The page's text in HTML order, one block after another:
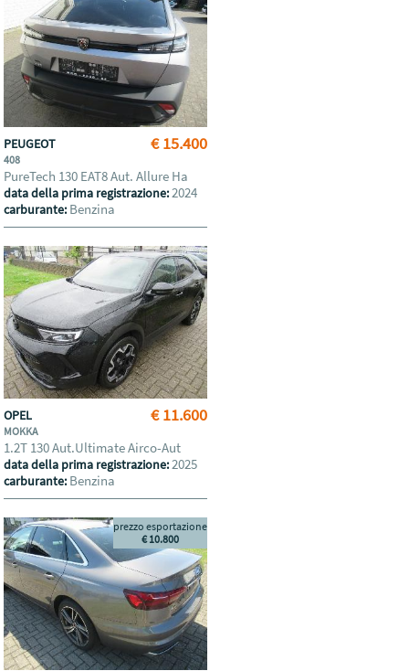
€ 15.400
PEUGEOT
408
PureTech 130 EAT8 Aut. Allure Ha
data della prima registrazione:2024
carburante: Benzina
€ 11.600
OPEL
MOKKA
1.2T 130 Aut.Ultimate Airco-Aut
data della prima registrazione:2025
carburante: Benzina
prezzo esportazione
€ 10.800